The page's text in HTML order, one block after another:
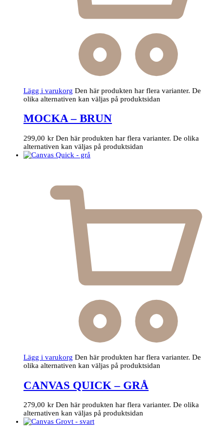
Lägg i varukorg Den här produkten har flera varianter. De
olika alternativen kan väljas på produktsidan
MOCKA – BRUN
299,00 kr Den här produkten har flera varianter. De olika
alternativen kan väljas på produktsidan
Lägg i varukorg Den här produkten har flera varianter. De
olika alternativen kan väljas på produktsidan
CANVAS QUICK – GRÅ
279,00 kr Den här produkten har flera varianter. De olika
alternativen kan väljas på produktsidan